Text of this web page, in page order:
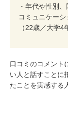
・年代や性別
コミュニケー
（22歳／大学4
口コミのコメント
い人と話すことに
たことを実感する